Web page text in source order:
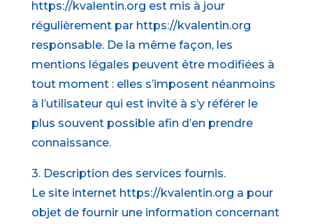
https://kvalentin.org est mis à jour
régulièrement par https://kvalentin.org
responsable. De la même façon, les
mentions légales peuvent être modifiées à
tout moment : elles s’imposent néanmoins
à l’utilisateur qui est invité à s’y référer le
plus souvent possible afin d’en prendre
connaissance.
3. Description des services fournis.
Le site internet https://kvalentin.org a pour
objet de fournir une information concernant